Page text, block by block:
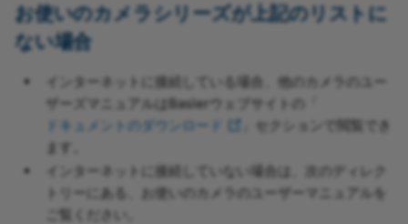
お使いのカメラシリーズが上記のリストに
ない場合
インターネットに接続している場合、他のカメラのユー
ザーズマニュアルはBaslerウェブサイトの「
ドキュメントのダウンロード
」セクションで閲覧でき
ます。
インターネットに接続していない場合は、次のディレク
トリーにある、お使いのカメラのユーザーマニュアルを
ご覧ください。